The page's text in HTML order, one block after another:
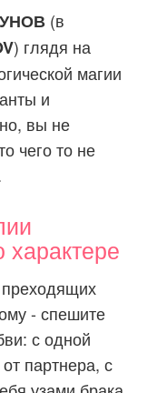
(в
) глядя на
магии
и
вы не
чего то не
- спешите
с одной
партнера, с